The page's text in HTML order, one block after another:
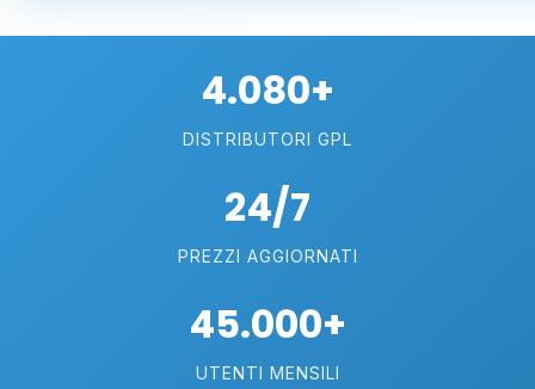
4.080+
DISTRIBUTORI GPL
24/7
PREZZI AGGIORNATI
45.000+
UTENTI MENSILI